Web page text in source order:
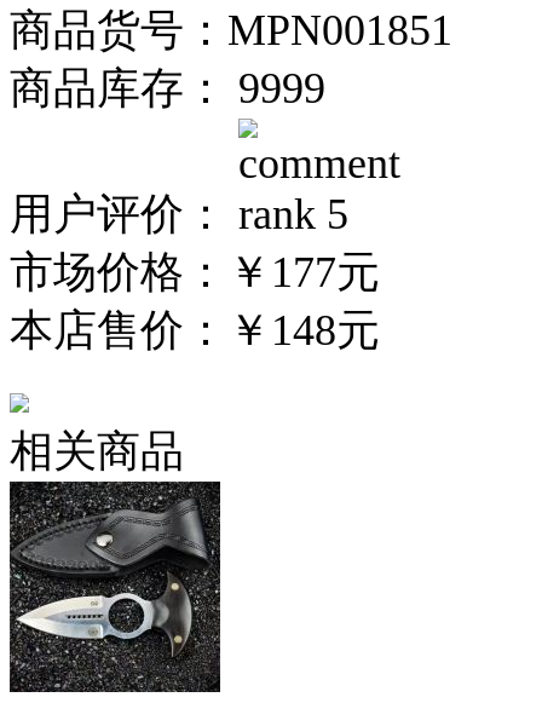
商品货号：MPN001851
商品库存： 9999
用户评价：
市场价格： ￥177元
本店售价： ￥148元
相关商品